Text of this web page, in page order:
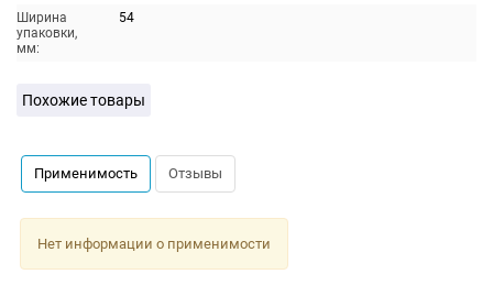
Ширина
упаковки,
мм:
54
Похожие товары
Применимость Отзывы
Нет информации о применимости